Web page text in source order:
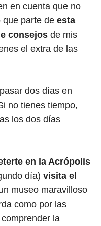
en cuenta que no
que parte de esta
consejos de mis
el extra de las
dos días en
no tienes tiempo,
los dos días
en la Acrópolis
día) visita el
museo maravilloso
como por las
la